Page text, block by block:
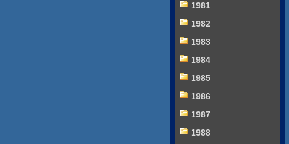
1981
1982
1983
1984
1985
1986
1987
1988